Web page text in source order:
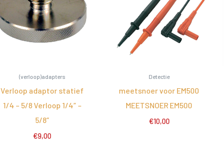
(verloop)adapters
Verloop adaptor statief
1/4 – 5/8 Verloop 1/4″ –
5/8″
€9,00
Detectie
meetsnoer voor EM500
MEETSNOER EM500
€10,00